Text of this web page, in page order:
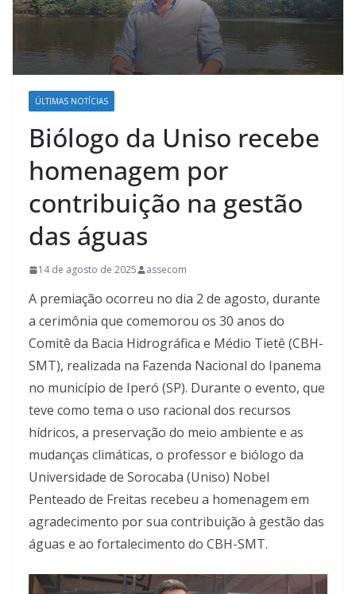
ÚLTIMAS NOTÍCIAS
Biólogo da Uniso recebe
homenagem por
contribuição na gestão
das águas
14 de agosto de 2025 assecom
A premiação ocorreu no dia 2 de agosto, durante
a cerimônia que comemorou os 30 anos do
Comitê da Bacia Hidrográfica e Médio Tietê (CBH-
SMT), realizada na Fazenda Nacional do Ipanema
no município de Iperó (SP). Durante o evento, que
teve como tema o uso racional dos recursos
hídricos, a preservação do meio ambiente e as
mudanças climáticas, o professor e biólogo da
Universidade de Sorocaba (Uniso) Nobel
Penteado de Freitas recebeu a homenagem em
agradecimento por sua contribuição à gestão das
águas e ao fortalecimento do CBH-SMT.